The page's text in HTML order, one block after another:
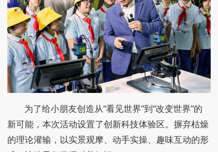
为了给小朋友创造从“看见世界”到“改变世界”的
新可能，本次活动设置了创新科技体验区。摒弃枯燥
的理论灌输，以实景观摩、动手实操、趣味互动的形